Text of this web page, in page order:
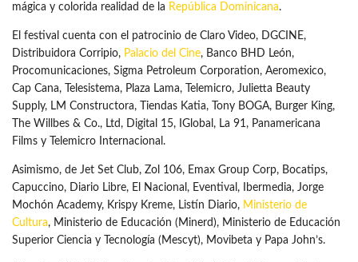
mágica y colorida realidad de la República Dominicana.
El festival cuenta con el patrocinio de Claro Video, DGCINE,
Distribuidora Corripio, Palacio del Cine, Banco BHD León,
Procomunicaciones, Sigma Petroleum Corporation, Aeromexico,
Cap Cana, Telesistema, Plaza Lama, Telemicro, Julietta Beauty
Supply, LM Constructora, Tiendas Katia, Tony BOGA, Burger King,
The Willbes & Co., Ltd, Digital 15, IGlobal, La 91, Panamericana
Films y Telemicro Internacional.
Asimismo, de Jet Set Club, Zol 106, Emax Group Corp, Bocatips,
Capuccino, Diario Libre, El Nacional, Eventival, Ibermedia, Jorge
Mochón Academy, Krispy Kreme, Listín Diario, Ministerio de
Cultura, Ministerio de Educación (Minerd), Ministerio de Educación
Superior Ciencia y Tecnología (Mescyt), Movibeta y Papa John’s.